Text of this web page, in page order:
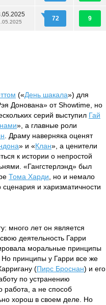
72 9
(«День шакала») для
Донована» от Showtime, но
серий выступил Гай
», а главные роли
. Драму наверняка оценят
» и «Клан», а ценители
к истории о непростой
«Гангстерлэнд» был
Тома Харди , но и немало
и харизматичности
много лет он является
деятельность Гарри
моральные принципы
Но принципы у Гарри все же
(Пирс Броснан) и его
по устранению
работа, а не способ
хорош в своем деле. Но